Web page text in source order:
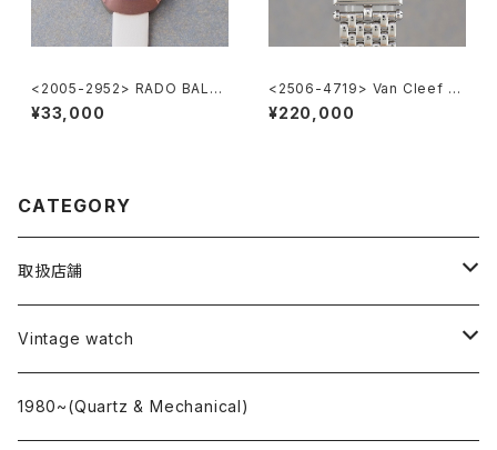
<2005-2952> RADO BALVB
OA
¥33,000
<2506-4719> Van Cleef &
Arpels Classique
¥220,000
CATEGORY
取扱店舗
L o'clock
"delve"
Vintage watch
海外ブランド
1980~(Quartz & Mechanical)